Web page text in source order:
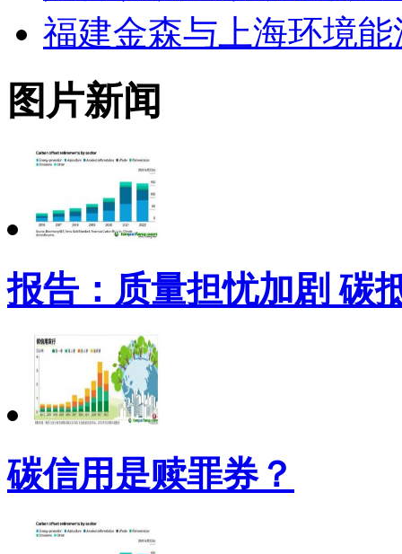
福建金森与上海环境
图片新闻
报告：质量担忧加剧 碳
碳信用是赎罪券？